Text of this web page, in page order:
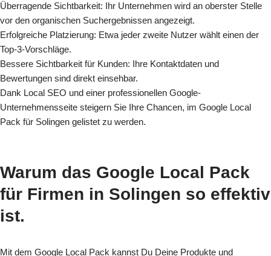
Überragende Sichtbarkeit: Ihr Unternehmen wird an oberster Stelle
vor den organischen Suchergebnissen angezeigt.
Erfolgreiche Platzierung: Etwa jeder zweite Nutzer wählt einen der
Top-3-Vorschläge.
Bessere Sichtbarkeit für Kunden: Ihre Kontaktdaten und
Bewertungen sind direkt einsehbar.
Dank Local SEO und einer professionellen Google-
Unternehmensseite steigern Sie Ihre Chancen, im Google Local
Pack für Solingen gelistet zu werden.
Warum das Google Local Pack
für Firmen in Solingen so effektiv
ist.
Mit dem Google Local Pack kannst Du Deine Produkte und